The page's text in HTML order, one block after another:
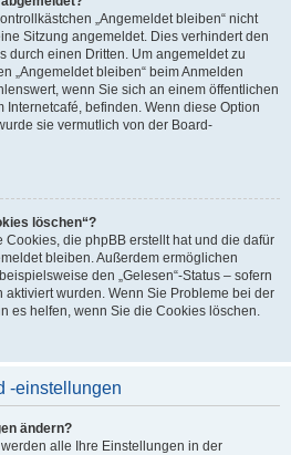
„Angemeldet bleiben“ nicht
Sitzung angemeldet. Dies verhindert den
durch einen Dritten. Um angemeldet zu
„Angemeldet bleiben“ beim Anmelden
wenn Sie sich an einem öffentlichen
Internetcafé, befinden. Wenn diese Option
sie vermutlich von der Board-
löschen“?
Cookies, die phpBB erstellt hat und die dafür
bleiben. Außerdem ermöglichen
den „Gelesen“-Status – sofern
wurden. Wenn Sie Probleme bei der
es helfen, wenn Sie die Cookies löschen.
-einstellungen
ändern?
alle Ihre Einstellungen in der